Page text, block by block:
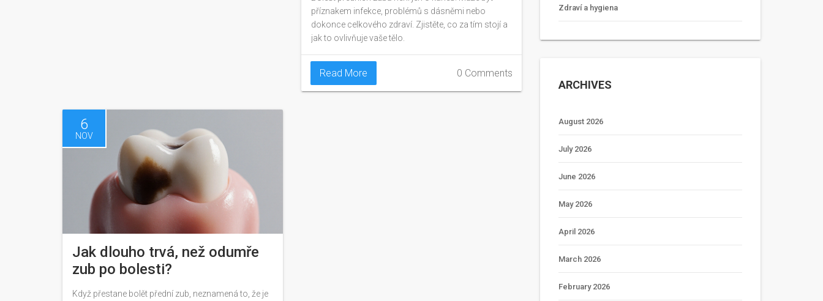
příznakem infekce, problémů s dásněmi nebo
dokonce celkového zdraví. Zjistěte, co za tím stojí a
jak to ovlivňuje vaše tělo.
Read More 0 Comments
6
NOV
Jak dlouho trvá, než odumře
zub po bolesti?
Když přestane bolět přední zub, neznamená to, že je
Zdraví a hygiena
ARCHIVES
August 2026
July 2026
June 2026
May 2026
April 2026
March 2026
February 2026